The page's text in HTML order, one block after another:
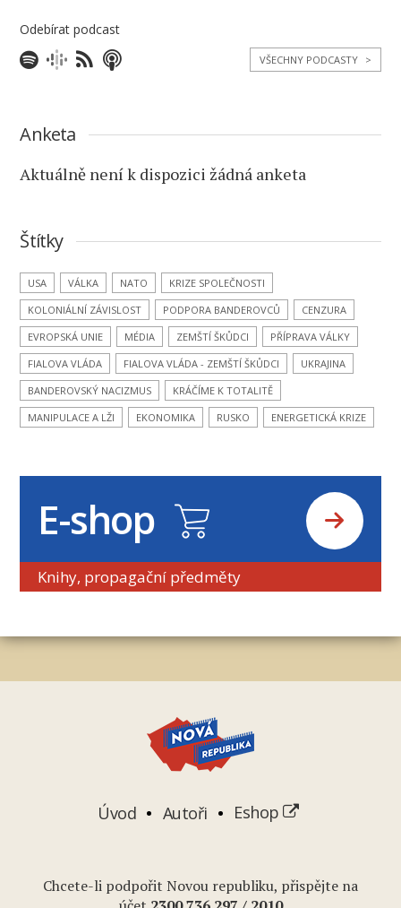
Odebírat podcast
VŠECHNY PODCASTY >
Anketa
Aktuálně není k dispozici žádná anketa
Štítky
USA VÁLKA NATO
KRIZE SPOLEČNOSTI
KOLONIÁLNÍ ZÁVISLOST
PODPORA BANDEROVCŮ
CENZURA
EVROPSKÁ UNIE
MÉDIA ZEMŠTÍ ŠKŮDCI
PŘÍPRAVA VÁLKY
FIALOVA VLÁDA
FIALOVA VLÁDA - ZEMŠTÍ ŠKŮDCI
UKRAJINA
BANDEROVSKÝ NACIZMUS
KRÁČÍME K TOTALITĚ
MANIPULACE A LŽI
EKONOMIKA RUSKO ENERGETICKÁ KRIZE
E-shop
Knihy, propagační předměty
Úvod Autoři Eshop
Chcete-li podpořit Novou republiku, přispějte na